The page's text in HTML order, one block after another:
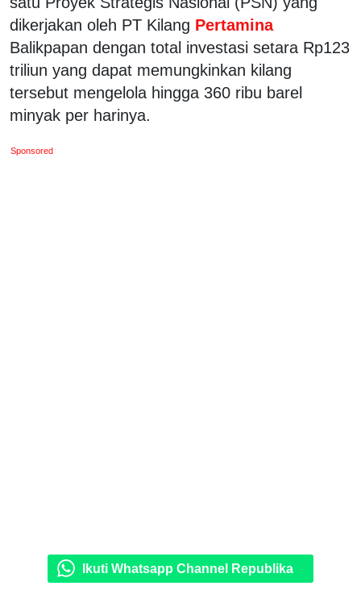
dikerjakan oleh PT Kilang Pertamina
Balikpapan dengan total investasi setara Rp123
triliun yang dapat memungkinkan kilang
tersebut mengelola hingga 360 ribu barel
minyak per harinya.
Sponsored
Ikuti Whatsapp Channel Republika